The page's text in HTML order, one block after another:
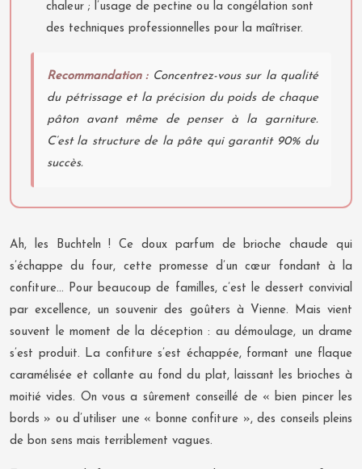
chaleur ; l’usage de pectine ou la congélation sont
des techniques professionnelles pour la maîtriser.
Recommandation :Concentrez-vous sur la qualité
du pétrissage et la précision du poids de chaque
pâton avant même de penser à la garniture.
C’est la structure de la pâte qui garantit 90% du
succès.
Ah, les Buchteln ! Ce doux parfum de brioche chaude qui
s’échappe du four, cette promesse d’un cœur fondant à la
confiture… Pour beaucoup de familles, c’est le dessert convivial
par excellence, un souvenir des goûters à Vienne. Mais vient
souvent le moment de la déception : au démoulage, un drame
s’est produit. La confiture s’est échappée, formant une flaque
caramélisée et collante au fond du plat, laissant les brioches à
moitié vides. On vous a sûrement conseillé de « bien pincer les
bords » ou d’utiliser une « bonne confiture », des conseils pleins
de bon sens mais terriblement vagues.